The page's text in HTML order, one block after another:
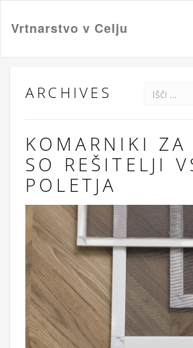
Vrtnarstvo v Celju
ARCHIVES
KOMARNIKI ZA
SO REŠITELJI
POLETJA